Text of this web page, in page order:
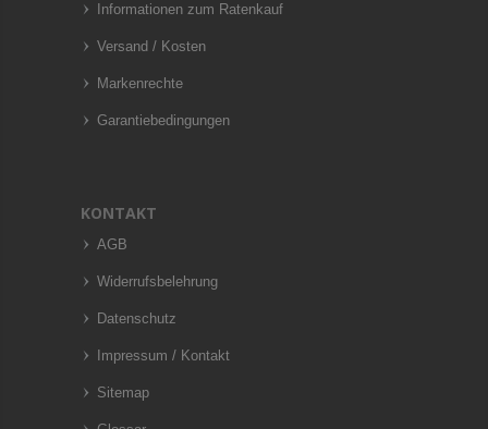
Informationen zum Ratenkauf
Versand / Kosten
Markenrechte
Garantiebedingungen
KONTAKT
AGB
Widerrufsbelehrung
Datenschutz
Impressum / Kontakt
Sitemap